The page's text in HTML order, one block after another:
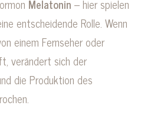
Melatonin – hier spielen
entscheidende Rolle. Wenn
einem Fernseher oder
verändert sich der
die Produktion des